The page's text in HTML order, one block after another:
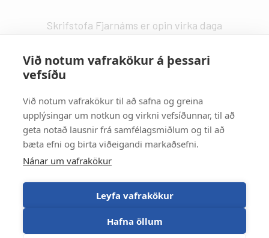
Við notum vafrakökur á þessari
vefsíðu
Við notum vafrakökur til að safna og greina
upplýsingar um notkun og virkni vefsíðunnar, til að
geta notað lausnir frá samfélagsmiðlum og til að
bæta efni og birta viðeigandi markaðsefni.
Nánar um vafrakökur
Leyfa vafrakökur
Hafna öllum
Skrifstofa Fjarnáms er opin virka daga
Strætisvagnar:
Númer 11 stansar við Háaleitisbraut.
Númer 2, 5, 15 og 17 stansa við Suðurlandsbraut.